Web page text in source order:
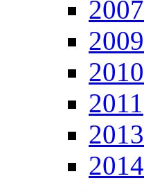
2007
2009
2010
2011
2013
2014